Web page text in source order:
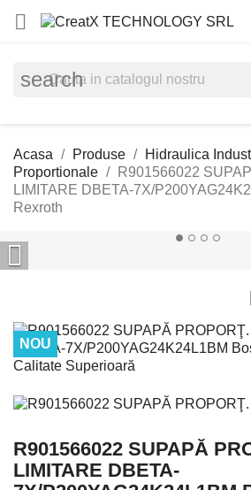

search
Acasa Produse Hidraulica
Proportionale
R901566022
LIMITARE DBETA-7X/
Rexroth

NOU
R901566022 SUPAPĂ
LIMITARE DBETA-